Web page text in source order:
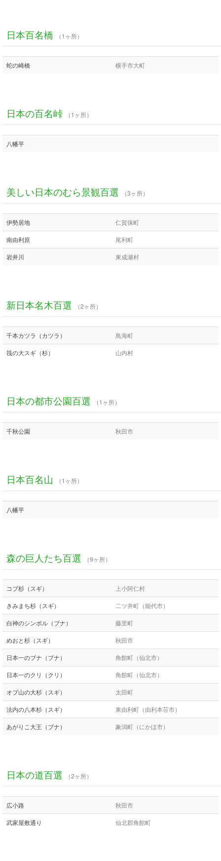
日本百名橋 （1ヶ所）
蛇の崎橋 横手市大町
日本の百名峠 （1ヶ所）
八幡平
美しい日本のむら景観百選 （3ヶ所）
伊勢居地 仁賀保町
南由利原 尾利町
岩井川 東成瀬村
新日本名木百選 （2ヶ所）
千本カツラ（カツラ） 鳥海町
筏の大スギ（杉） 山内村
日本の都市公園百選 （1ヶ所）
千秋公園 秋田市
日本百名山 （1ヶ所）
八幡平
森の巨人たち百選 （9ヶ所）
コブ杉（スギ） 上小阿仁村
きみまち杉（スギ） 二ツ井町（能代市）
白神のシンボル（ブナ） 藤里町
めおと杉（スギ） 秋田市
日本一のブナ（ブナ） 角館町（仙北市）
日本一のクリ（クリ） 角館町（仙北市）
オブ山の大杉（スギ） 太田町
法内の八本杉（スギ） 東由利町（由利本荘市）
あがりこ大王（ブナ） 象潟町（にかほ市）
日本の道百選 （2ヶ所）
広小路 秋田市
武家屋敷通り 仙北郡角館町